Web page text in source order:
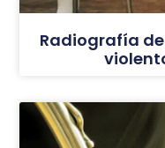
Radiografía